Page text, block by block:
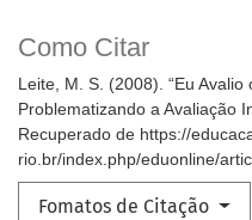
Como Citar
Leite, M. S. (2008). “Eu Avalio
Problematizando a Avaliação
Recuperado de https://
rio.br/index.php/eduonline/
Fomatos de Citação